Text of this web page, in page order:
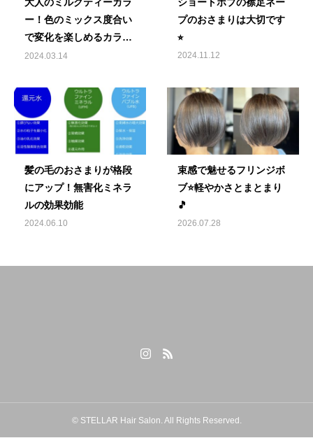
ー！色のミックス度合い
で変化を楽しめるカラー
です！
2024.03.14
プのおさまりは大切です
⭐︎
2024.11.12
髪の毛のおさまりが格段
にアップ！無害化ミネラ
ルの効果効能
2024.06.10
束感で魅せるフリンジボ
ブ⭐️軽やかさとまとまり
🎵
2026.07.28
© STELLAR Hair Salon. All Rights Reserved.